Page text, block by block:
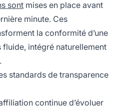
sont mises en place avant
minute. Ces
la conformité d’une
intégré naturellement
standards de transparence
continue d’évoluer